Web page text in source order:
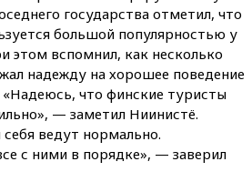
государства отметил, что
большой популярностью у
этом вспомнил, как несколько
надежду на хорошее поведение
что финские туристы
— заметил Ниинистё.
ведут нормально.
с ними в порядке», — заверил